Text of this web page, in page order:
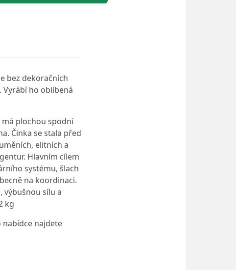
bez dekoračních
. Vyrábí ho oblíbená
plochou spodní
Činka se stala před
elitních a
Hlavním cílem
systému, šlach
na koordinaci.
výbušnou sílu a
kg
nabídce najdete